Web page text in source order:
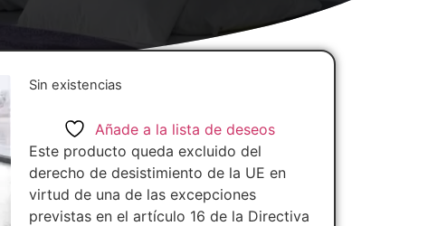
Sin existencias
Añade a la lista de deseos
Este producto queda excluido del
derecho de desistimiento de la UE en
virtud de una de las excepciones
previstas en el artículo 16 de la Directiva